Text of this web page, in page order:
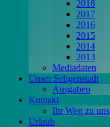
2018
2017
2016
2015
2014
2013
Mediadaten
Unser Seligenstadt
Ausgaben
Kontakt
Ihr Weg zu uns
Urlaub